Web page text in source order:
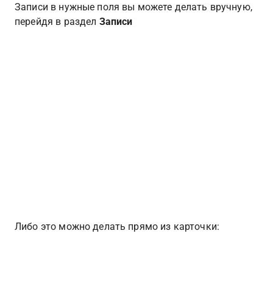
Записи в нужные поля вы можете делать вручную,
перейдя в раздел Записи
Либо это можно делать прямо из карточки: